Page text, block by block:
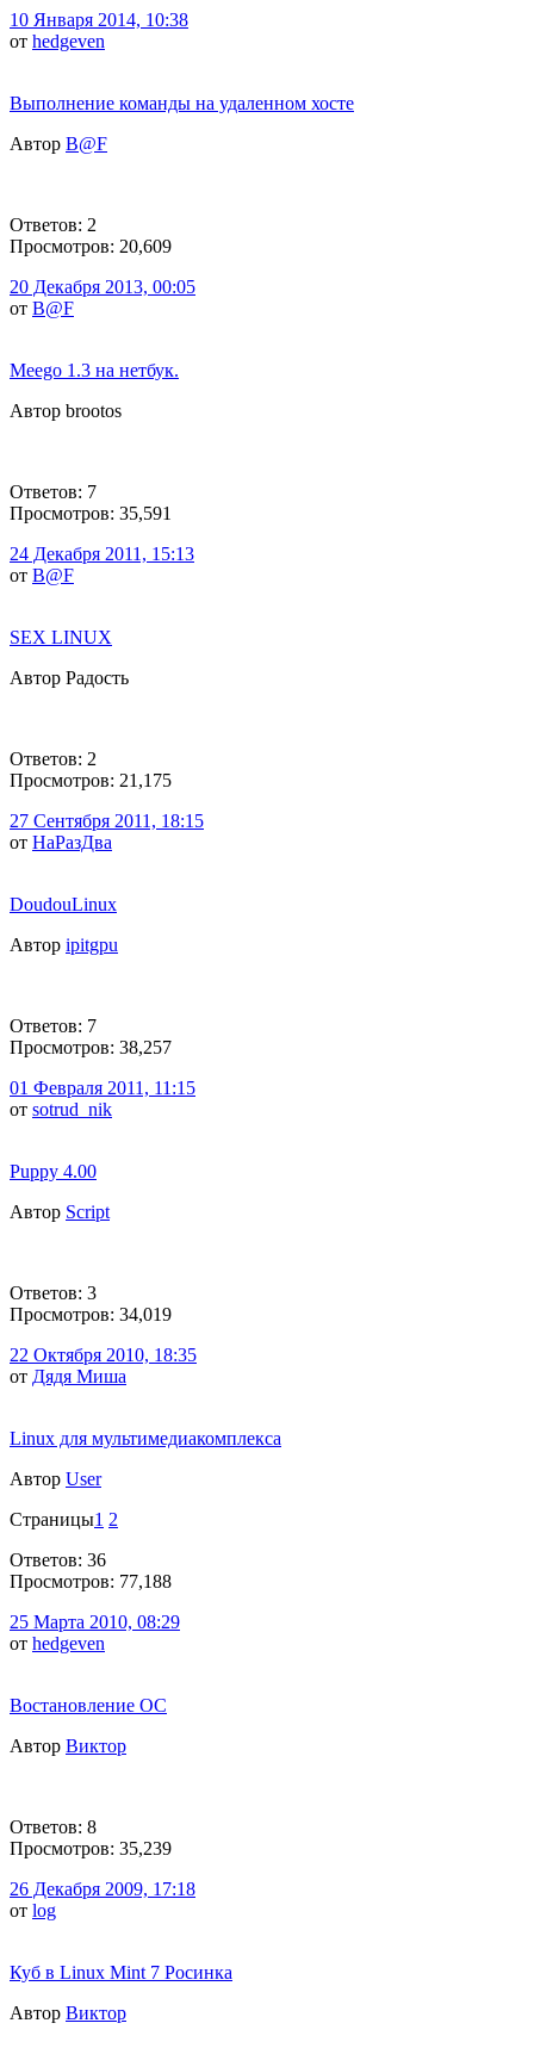
10 Января 2014, 10:38
от hedgeven
Выполнение команды на удаленном хосте
Автор B@F
Ответов: 2
Просмотров: 20,609
20 Декабря 2013, 00:05
от B@F
Meego 1.3 на нетбук.
Автор brootos
Ответов: 7
Просмотров: 35,591
24 Декабря 2011, 15:13
от B@F
SEX LINUX
Автор Радость
Ответов: 2
Просмотров: 21,175
27 Сентября 2011, 18:15
от НаРазДва
DoudouLinux
Автор ipitgpu
Ответов: 7
Просмотров: 38,257
01 Февраля 2011, 11:15
от sotrud_nik
Puppy 4.00
Автор Script
Ответов: 3
Просмотров: 34,019
22 Октября 2010, 18:35
от Дядя Миша
Linux для мультимедиакомплекса
Автор User
Страницы1 2
Ответов: 36
Просмотров: 77,188
25 Марта 2010, 08:29
от hedgeven
Востановление ОС
Автор Виктор
Ответов: 8
Просмотров: 35,239
26 Декабря 2009, 17:18
от log
Куб в Linux Mint 7 Росинка
Автор Виктор